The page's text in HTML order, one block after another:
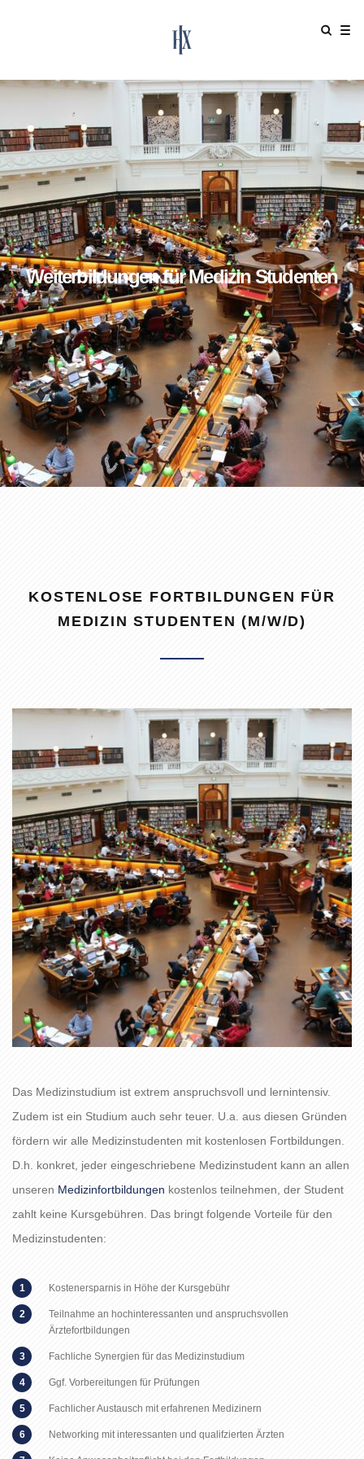
Weiterbildungen für Medizin Studenten
KOSTENLOSE FORTBILDUNGEN FÜR
MEDIZIN STUDENTEN (M/W/D)
Das Medizinstudium ist extrem anspruchsvoll und lernintensiv.
Zudem ist ein Studium auch sehr teuer. U.a. aus diesen Gründen
fördern wir alle Medizinstudenten mit kostenlosen Fortbildungen.
D.h. konkret, jeder eingeschriebene Medizinstudent kann an allen
unseren Medizinfortbildungen kostenlos teilnehmen, der Student
zahlt keine Kursgebühren. Das bringt folgende Vorteile für den
Medizinstudenten:
Kostenersparnis in Höhe der Kursgebühr
Teilnahme an hochinteressanten und anspruchsvollen
Ärztefortbildungen
Fachliche Synergien für das Medizinstudium
Ggf. Vorbereitungen für Prüfungen
Fachlicher Austausch mit erfahrenen Medizinern
Networking mit interessanten und qualifzierten Ärzten